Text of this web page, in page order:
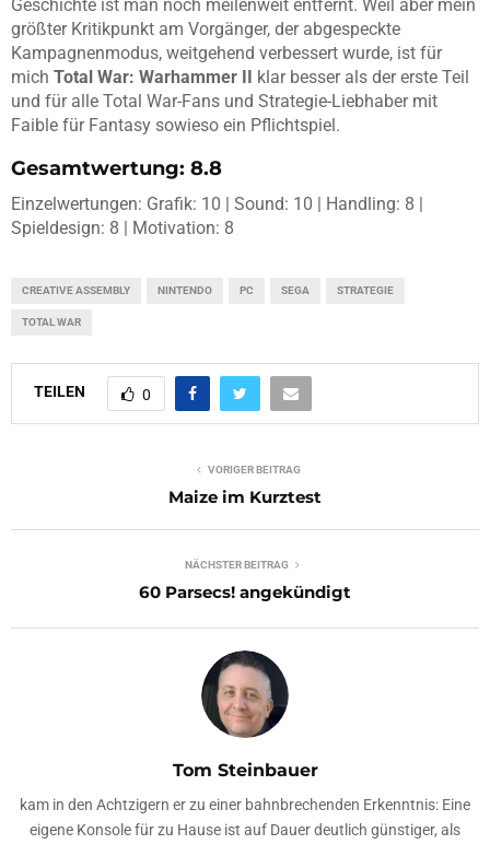
Geschichte ist man noch meilenweit entfernt. Weil aber mein
größter Kritikpunkt am Vorgänger, der abgespeckte
Kampagnenmodus, weitgehend verbessert wurde, ist für
mich Total War: Warhammer II klar besser als der erste Teil
und für alle Total War-Fans und Strategie-Liebhaber mit
Faible für Fantasy sowieso ein Pflichtspiel.
Gesamtwertung: 8.8
Einzelwertungen: Grafik: 10 | Sound: 10 | Handling: 8 |
Spieldesign: 8 | Motivation: 8
CREATIVE ASSEMBLY NINTENDO PC SEGA STRATEGIE
TOTAL WAR
TEILEN 0
VORIGER BEITRAG
Maize im Kurztest
NÄCHSTER BEITRAG
60 Parsecs! angekündigt
Tom Steinbauer
kam in den Achtzigern er zu einer bahnbrechenden Erkenntnis: Eine
eigene Konsole für zu Hause ist auf Dauer deutlich günstiger, als